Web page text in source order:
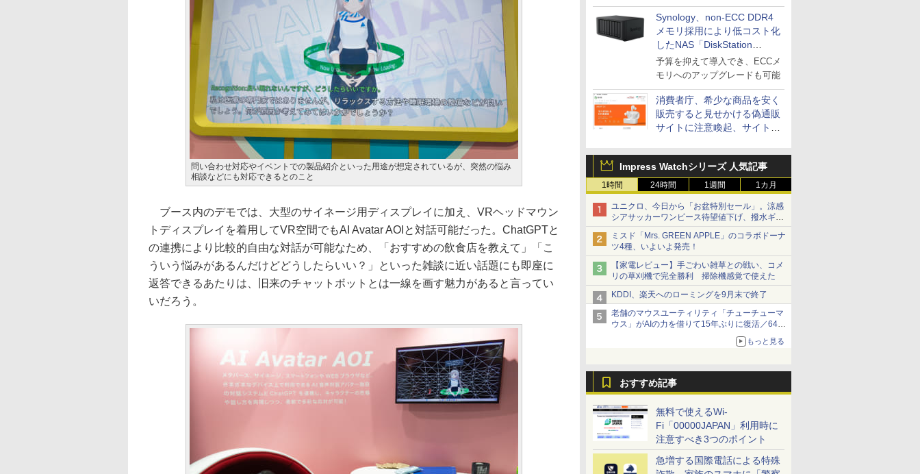
の“あたらしい”を起動し続け
る～オプテージ
Synology、non-ECC DDR4
メモリ採用により低コスト化
したNAS「DiskStation
neo+」シリーズ
予算を抑えて導入でき、ECCメ
モリへのアップグレードも可能
消費者庁、希少な商品を安く
販売すると見せかける偽通販
サイトに注意喚起、サイト名
Impress Watchシリーズ 人気記事
1時間 24時間 1週間 1カ月
ユニクロ、今日から「お盆特別セール」。涼感
シアサッカーワンピース待望値下げ、撥水ギア
ショーツは1990円に
ミスド「Mrs. GREEN APPLE」のコラボドーナ
ツ4種、いよいよ発売！
【家電レビュー】手ごわい雑草との戦い、コメ
リの草刈機で完全勝利 掃除機感覚で使えた
KDDI、楽天へのローミングを9月末で終了
老舗のマウスユーティリティ「チューチューマ
ウス」がAIの力を借りて15年ぶりに復活／64bit
化、Windows 10/11、「Chrome」も走り回
る。復活記念で2026年末まで500円
もっと見る
おすすめ記事
無料で使えるWi-
Fi「00000JAPAN」利用時に
注意すべき3つのポイント
急増する国際電話による特殊
問い合わせ対応やイベントでの製品紹介といった用途が想定されているが、突然の悩み
相談などにも対応できるとのこと
ブース内のデモでは、大型のサイネージ用ディスプレイに加え、VRヘッドマウン
トディスプレイを着用してVR空間でもAI Avatar AOIと対話可能だった。ChatGPTと
の連携により比較的自由な対話が可能なため、「おすすめの飲食店を教えて」「こ
ういう悩みがあるんだけどどうしたらいい？」といった雑談に近い話題にも即座に
返答できるあたりは、旧来のチャットボットとは一線を画す魅力があると言ってい
いだろう。